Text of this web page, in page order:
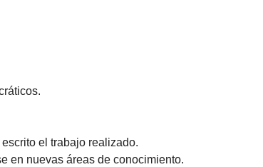
el trabajo realizado.
en nuevas áreas de conocimiento.